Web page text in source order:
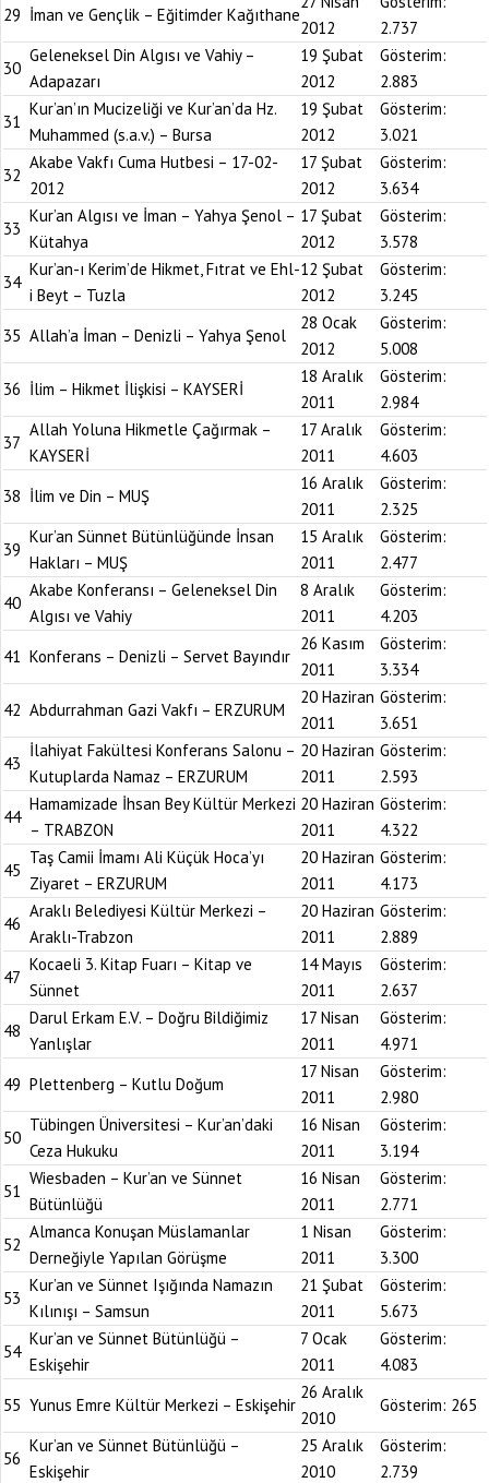
29 İman ve Gençlik – Eğitimder Kağıthane
2012
2.737
30
Geleneksel Din Algısı ve Vahiy –
Adapazarı
19 Şubat
2012
Gösterim:
2.883
31
Kur’an’ın Mucizeliği ve Kur’an’da Hz.
Muhammed (s.a.v.) – Bursa
19 Şubat
2012
Gösterim:
3.021
32
Akabe Vakfı Cuma Hutbesi – 17-02-
2012
17 Şubat
2012
Gösterim:
3.634
33
Kur’an Algısı ve İman – Yahya Şenol –
Kütahya
17 Şubat
2012
Gösterim:
3.578
34
Kur’an-ı Kerim’de Hikmet, Fıtrat ve Ehl-
i Beyt – Tuzla
12 Şubat
2012
Gösterim:
3.245
35 Allah’a İman – Denizli – Yahya Şenol
28 Ocak
2012
Gösterim:
5.008
36 İlim – Hikmet İlişkisi – KAYSERİ
18 Aralık
2011
Gösterim:
2.984
37
Allah Yoluna Hikmetle Çağırmak –
KAYSERİ
17 Aralık
2011
Gösterim:
4.603
38 İlim ve Din – MUŞ
16 Aralık
2011
Gösterim:
2.325
39
Kur’an Sünnet Bütünlüğünde İnsan
Hakları – MUŞ
15 Aralık
2011
Gösterim:
2.477
40
Akabe Konferansı – Geleneksel Din
Algısı ve Vahiy
8 Aralık
2011
Gösterim:
4.203
41 Konferans – Denizli – Servet Bayındır
26 Kasım
2011
Gösterim:
3.334
42 Abdurrahman Gazi Vakfı – ERZURUM
20 Haziran
2011
Gösterim:
3.651
43
İlahiyat Fakültesi Konferans Salonu –
Kutuplarda Namaz – ERZURUM
20 Haziran
2011
Gösterim:
2.593
44
Hamamizade İhsan Bey Kültür Merkezi
– TRABZON
20 Haziran
2011
Gösterim:
4.322
45
Taş Camii İmamı Ali Küçük Hoca’yı
Ziyaret – ERZURUM
20 Haziran
2011
Gösterim:
4.173
46
Araklı Belediyesi Kültür Merkezi –
Araklı-Trabzon
20 Haziran
2011
Gösterim:
2.889
47
Kocaeli 3. Kitap Fuarı – Kitap ve
Sünnet
14 Mayıs
2011
Gösterim:
2.637
48
Darul Erkam E.V. – Doğru Bildiğimiz
Yanlışlar
17 Nisan
2011
Gösterim:
4.971
49 Plettenberg – Kutlu Doğum
17 Nisan
2011
Gösterim:
2.980
50
Tübingen Üniversitesi – Kur’an’daki
Ceza Hukuku
16 Nisan
2011
Gösterim:
3.194
51
Wiesbaden – Kur’an ve Sünnet
Bütünlüğü
16 Nisan
2011
Gösterim:
2.771
52
Almanca Konuşan Müslamanlar
Derneğiyle Yapılan Görüşme
1 Nisan
2011
Gösterim:
3.300
53
Kur’an ve Sünnet Işığında Namazın
Kılınışı – Samsun
21 Şubat
2011
Gösterim:
5.673
54
Kur’an ve Sünnet Bütünlüğü –
Eskişehir
7 Ocak
2011
Gösterim:
4.083
55 Yunus Emre Kültür Merkezi – Eskişehir
26 Aralık
2010
Gösterim: 265
56
Kur’an ve Sünnet Bütünlüğü –
Eskişehir
25 Aralık
2010
Gösterim:
2.739